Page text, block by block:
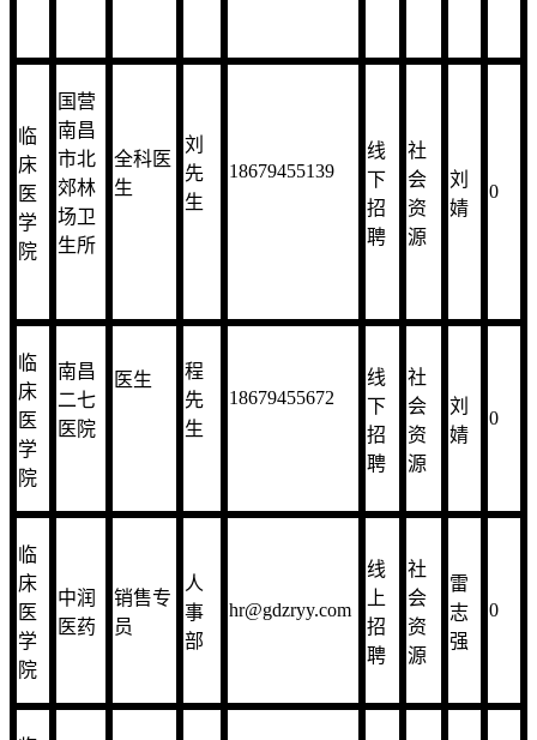
临
床
医
学
院
国营
南昌
市北
郊林
场卫
生所
全科医
生
刘
先
生
18679455139
线
下
招
聘
社
会
资
源
刘
婧
0
临
床
医
学
院
南昌
二七
医院
医生
程
先
生
18679455672
线
下
招
聘
社
会
资
源
刘
婧
0
临
床
医
学
院
中润
医药
销售专
员
人
事
部
hr@gdzryy.com
线
上
招
聘
社
会
资
源
雷
志
强
0